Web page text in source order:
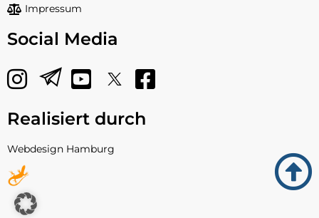
Impressum
Social Media
Realisiert durch
Webdesign Hamburg